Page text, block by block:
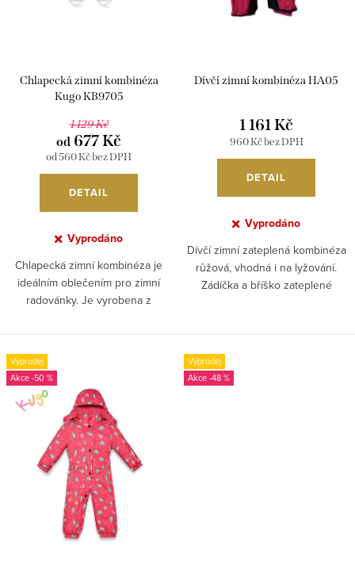
Chlapecká zimní kombinéza
Kugo KB9705
1 129 Kč
od 560 Kč bez DPH
od 677 Kč
DETAIL
Vyprodáno
Chlapecká zimní kombinéza je
ideálním oblečením pro zimní
radovánky. Je vyrobena z
Dívčí zimní kombinéza HA05
960 Kč bez DPH
1 161 Kč
DETAIL
Vyprodáno
Dívčí zimní zateplená kombinéza
růžová, vhodná i na lyžování.
Zádíčka a bříško zateplené
Výprodej
-50 %
Výprodej
-48 %